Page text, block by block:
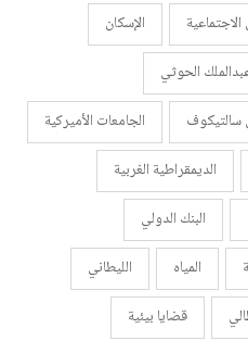
الإسكان
الحوثي
سالتيكوف
الجامعات الأميركية
الديمقراطية الغربية
البنك الدولي
المياه
الليطاني
قضايا بيئية